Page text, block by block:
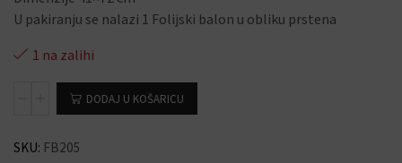
U pakiranju se nalazi 1 Folijski balon u obliku prstena
1 na zalihi
DODAJ U KOŠARICU
SKU: FB205